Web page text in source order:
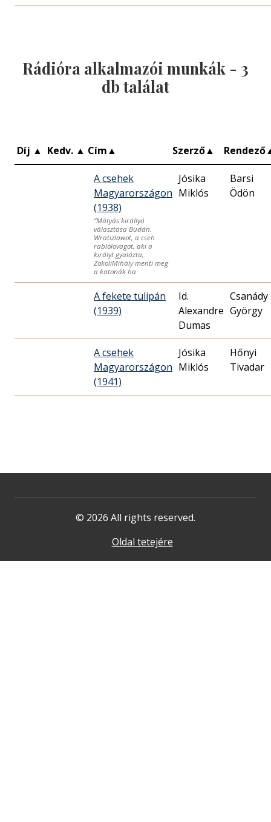
Rádióra alkalmazói munkák - 3
db találat
Díj ▲ Kedv. ▲ Cím▲ Szerző▲ Rendező
A csehek
Magyarországon
(1938)
“Mátyás királlyá
választása Budán.
Wratizlawot, a cseh
rablólovagot, aki a
királyt gyalázta,
ZokoliMihály menti meg
a katonák ha
Jósika
Miklós
Barsi
Ödön
A fekete tulipán
(1939)
Id.
Alexandre
Dumas
Csanády
György
A csehek
Magyarországon
(1941)
Jósika
Miklós
Hőnyi
Tivadar
© 2026 All rights reserved.
Oldal tetejére